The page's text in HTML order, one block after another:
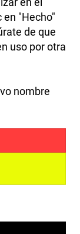
"Hecho"
de que
uso por otra
nombre